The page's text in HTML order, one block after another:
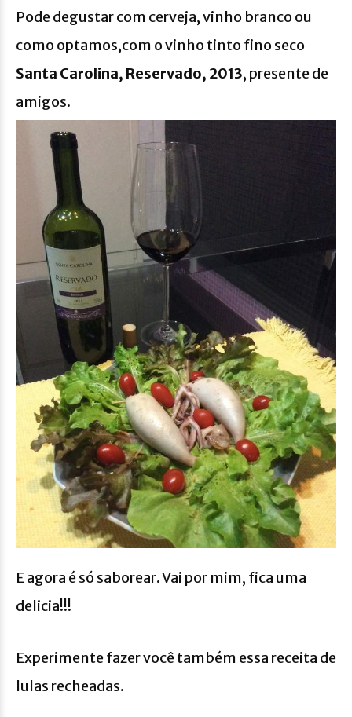
Pode degustar com cerveja, vinho branco ou
como optamos,com o vinho tinto fino seco
Santa Carolina, Reservado, 2013, presente de
amigos.
E agora é só saborear. Vai por mim, fica uma
delicia!!!
Experimente fazer você também essa receita de
lulas recheadas.